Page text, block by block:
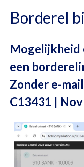
Borderel
Mogelijkheid
een
Zonder e-
C13431 |